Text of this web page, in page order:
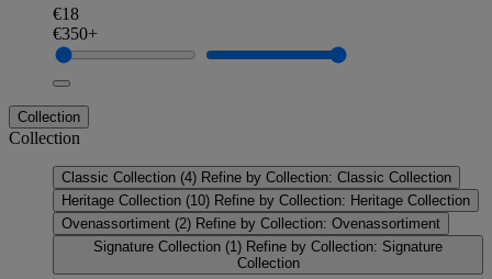
€18
€350+
Collection
Collection
Classic Collection (4) Refine by Collection: Classic Collection
Heritage Collection (10) Refine by Collection: Heritage Collection
Ovenassortiment (2) Refine by Collection: Ovenassortiment
Signature Collection (1) Refine by Collection: Signature
Collection